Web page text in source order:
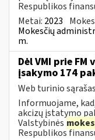
Respublikos
Metai: 2023
Mokesčių
m.
Dėl VMI prie
įsakymo 174
Web turinio sąrašas
Informuojame,
akcizų įstatymo
Valstybinės
Respublikos